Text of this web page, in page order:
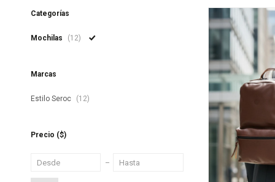
Categorías
Mochilas (12)
Marcas
Estilo Seroc (12)
Precio ($)